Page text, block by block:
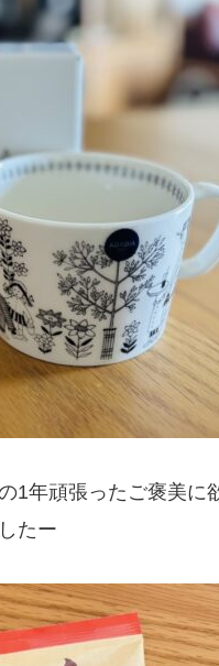
1年頑張ったご褒美に
たー